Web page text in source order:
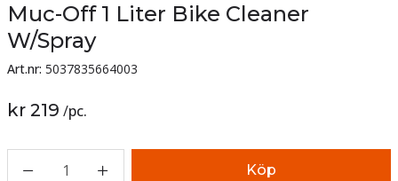
Muc-Off 1 Liter Bike Cleaner
W/Spray
Art.nr: 5037835664003
kr 219 /pc.
1 Köp